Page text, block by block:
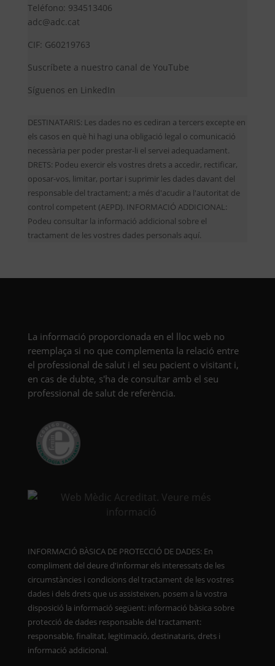
Teléfono: 934513406
adc@adc.cat
CIF: G60219763
Suscríbete a nuestro canal de YouTube
Síguenos en LinkedIn
DESTINATARIS: Les dades no es cediran a tercers excepte en
els casos en què hi hagi una obligació legal o comunicació
necessària per poder prestar-li el servei adequadament.
DRETS: Podeu exercir els vostres drets a accedir, rectificar,
oposar-vos, limitar, portar i suprimir les dades davant del
responsable del tractament; a més d'acudir a l'autoritat de
control competent (AEPD). INFORMACIÓ ADDICIONAL:
Podeu consultar la informació addicional sobre el
tractament de les vostres dades personals aquí.
La informació proporcionada en el lloc web no
reemplaça si no que complementa la relació entre
el professional de salut i el seu pacient o visitant i,
en cas de dubte, s'ha de consultar amb el seu
professional de salut de referència.
INFORMACIÓ BÀSICA DE PROTECCIÓ DE DADES: En
compliment del deure d'informar els interessats de les
circumstàncies i condicions del tractament de les vostres
dades i dels drets que us assisteixen, posem a la vostra
disposició la informació següent: informació bàsica sobre
protecció de dades responsable del tractament:
responsable, finalitat, legitimació, destinataris, drets i
informació addicional.